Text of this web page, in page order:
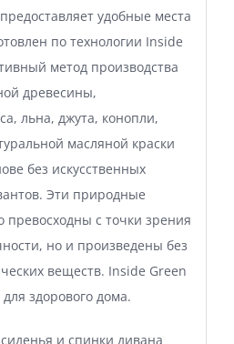
удобные места
по технологии Inside
метод производства
древесины,
льна, джута, конопли,
масляной краски
без искусственных
Эти природные
превосходны с точки зрения
но и произведены без
веществ. Inside Green
здорового дома.
и спинки дивана